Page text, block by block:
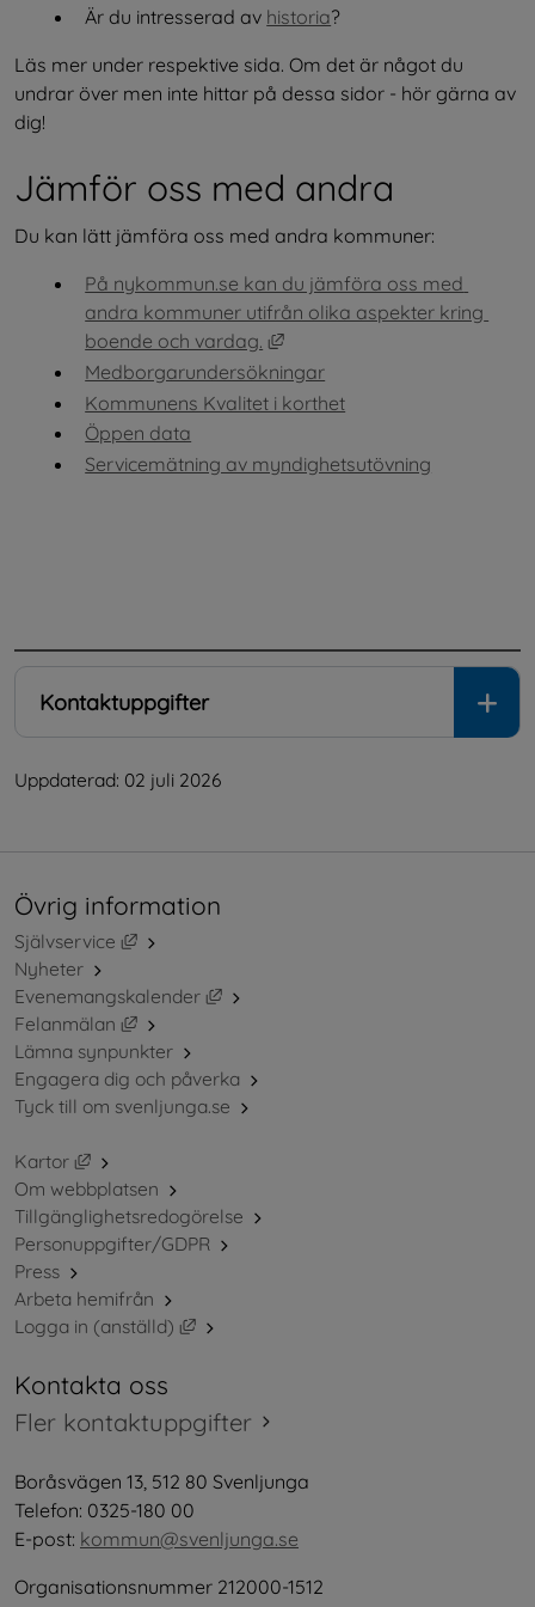
Är du intresserad av historia?
Läs mer under respektive sida. Om det är något du
undrar över men inte hittar på dessa sidor - hör gärna av
dig!
Jämför oss med andra
Du kan lätt jämföra oss med andra kommuner:
På nykommun.se kan du jämföra oss med
andra kommuner utifrån olika aspekter kring
boende och vardag.
Länk till annan webbplats,
Medborgarundersökningar
Kommunens Kvalitet i korthet
Öppen data
Servicemätning av myndighetsutövning
Kontaktuppgifter
Uppdaterad: 02 juli 2026
Övrig information
Självservice
Länk till annan webbplats, öppnas i nytt fönster.
Nyheter
Evenemangskalender
Länk till annan webbplats, öppnas i
Felanmälan
Länk till annan webbplats, öppnas i nytt fönster.
Lämna synpunkter
Engagera dig och påverka
Tyck till om svenljunga.se
Kartor
Länk till annan webbplats, öppnas i nytt fönster.
Om webbplatsen
Tillgänglighetsredogörelse
Personuppgifter/GDPR
Press
Arbeta hemifrån
Logga in (anställd)
Länk till annan webbplats, öppnas i nytt
Kontakta oss
Fler kontaktuppgifter
Boråsvägen 13, 512 80 Svenljunga
Telefon: 0325-180 00
E-post: kommun@svenljunga.se
Organisationsnummer 212000-1512